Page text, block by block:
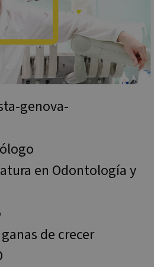
genova-
en Odontología y
de crecer